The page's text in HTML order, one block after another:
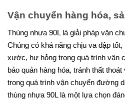
Vận chuyển hàng hóa,
Thùng nhựa 90L là giải pháp vận
Chúng có khả năng chịu va đập
xước, hư hỏng trong quá trình vận
bảo quản hàng hóa, tránh thất
trong quá trình vận chuyển đường
thùng nhựa 90L là một lựa chọn